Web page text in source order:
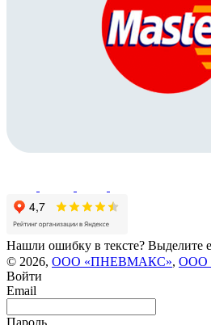
Нашли ошибку в тексте? Выделите
© 2026, ООО «ПНЕВМАКС», ООО
Войти
Email
Пароль